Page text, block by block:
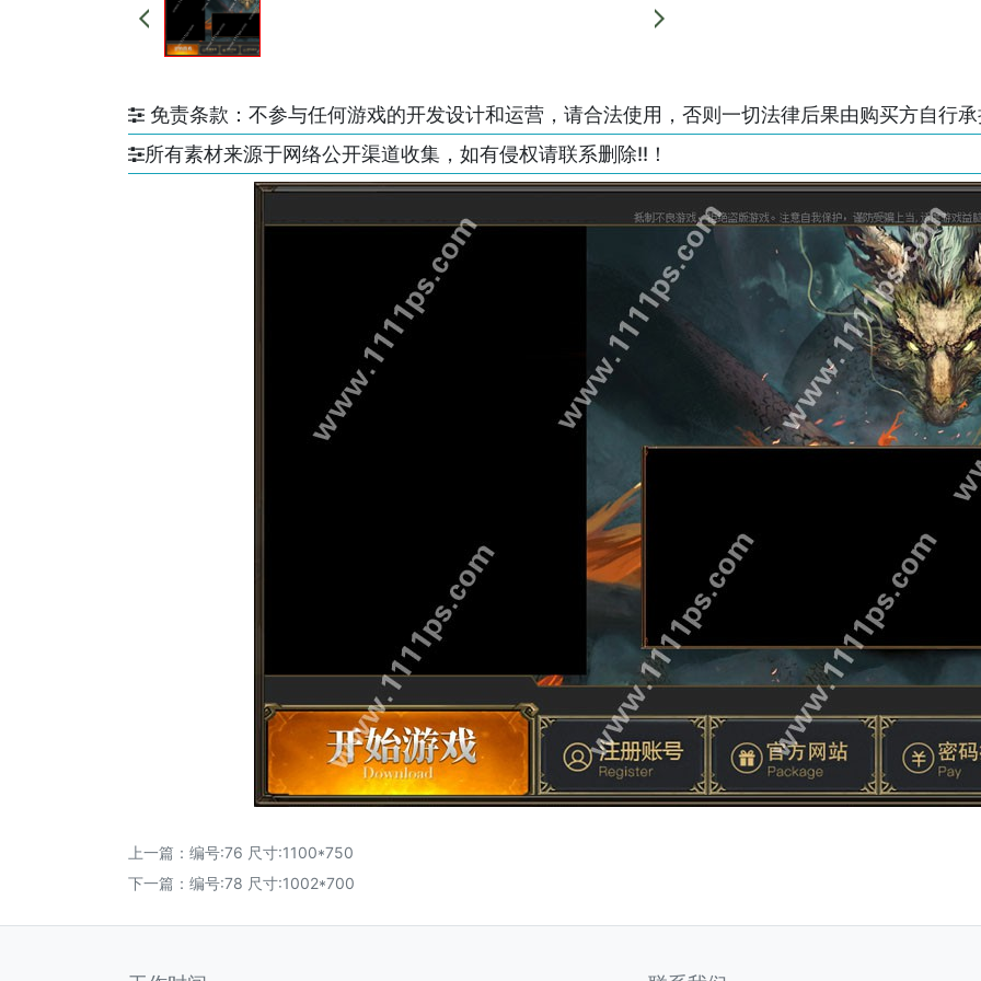
免责条款：不参与任何游戏的开发设计和运营，请合法使用，否则一切法律后果由购买方自行
所有素材来源于网络公开渠道收集，如有侵权请联系删除!!！
上一篇： 编号:76 尺寸:1100*750
下一篇： 编号:78 尺寸:1002*700